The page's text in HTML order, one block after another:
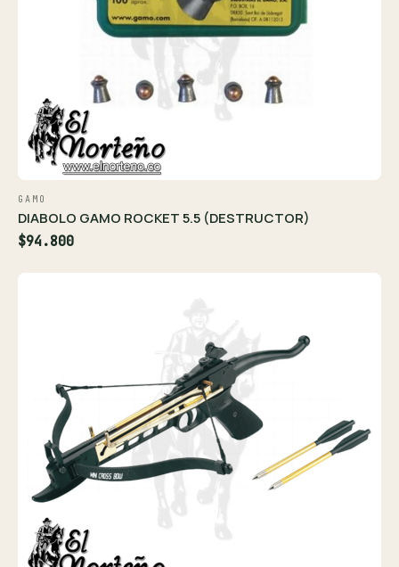
GAMO
DIABOLO GAMO ROCKET 5.5 (DESTRUCTOR)
$94.800